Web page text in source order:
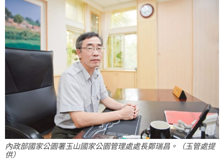
內政部國家公園署玉山國家公園管理處處長鄭瑞昌。（玉管處提
供）